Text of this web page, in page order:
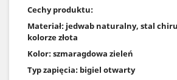
Cechy produktu:
Materiał: jedwab naturalny, stal
kolorze złota
Kolor: szmaragdowa zieleń
Typ zapięcia: bigiel otwarty